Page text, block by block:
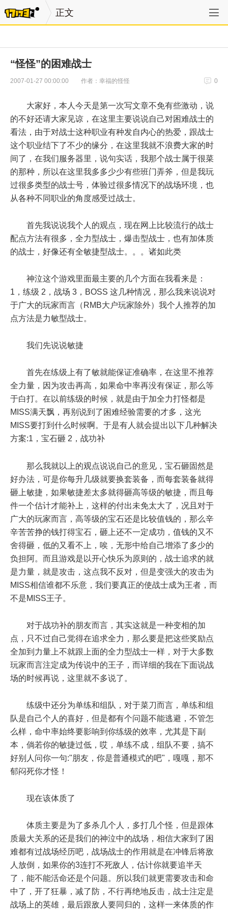
正文
“怪怪”的困难战士
2007-01-27 00:00:00 作者：幸福的怪怪 0
大家好，本人今天是第一次写文章不免有些激动，说
的不好还请大家见谅，在这里主要说说自己对困难战士的
看法，由于对战士这种职业有种发自内心的热爱，跟战士
这个职业结下了不少的缘分，在这里我就不浪费大家的时
间了，在我们服务器里，说句实话，我那个战士属于很菜
的那种，所以在这里我多多少少有些班门弄斧，但是我玩
过很多类型的战士号，体验过很多情况下的战场环境，也
从各种不同职业的角度感受过战士。
首先我说说我个人的观点，现在网上比较流行的战士
配点方法有很多，全力型战士，爆击型战士，也有加体质
的战士，好像还有全敏捷型战士。。。诸如此类
神泣这个游戏里面最主要的几个方面在我看来是：
1，练级 2，战场 3，BOSS 这几种情况，那么我来说说对
于广大的玩家而言（RMB大户玩家除外）我个人推荐的加
点方法是力敏型战士。
我们先说说敏捷
首先在练级上有了敏就能保证准确率，在这里不推荐
全力量，因为攻击再高，如果命中率再没有保证，那么等
于白打。在以前练级的时候，就是由于加全力打怪都是
MISS满天飘，再别说到了困难经验需要的才多，这光
MISS要打到什么时候啊。于是有人就会提出以下几种解决
方案:1，宝石砸 2，战功补
那么我就以上的观点说说自己的意见，宝石砸固然是
好办法，可是你每升几级就要换套装备，而每套装备就得
砸上敏捷，如果敏捷差太多就得砸高等级的敏捷，而且每
件一个估计才能补上，这样的付出未免太大了，况且对于
广大的玩家而言，高等级的宝石还是比较值钱的，那么辛
辛苦苦挣的钱打得宝石，砸上还不一定成功，值钱的又不
舍得砸，低的又看不上，唉，无形中给自己增添了多少的
负担阿。而且游戏是以开心快乐为原则的，战士追求的就
是力量，就是攻击，这点我不反对，但是变强大的攻击为
MISS相信谁都不乐意，我们要真正的使战士成为王者，而
不是MISS王子。
对于战功补的朋友而言，其实这就是一种变相的加
点，只不过自己觉得在追求全力，那么要是把这些奖励点
全加到力量上不就跟上面的全力型战士一样，对于大多数
玩家而言注定成为传说中的王子，而详细的我在下面说战
场的时候再说，这里就不多说了。
练级中还分为单练和组队，对于菜刀而言，单练和组
队是自己个人的喜好，但是都有个问题不能逃避，不管怎
么样，命中率始终要影响到你练级的效率，尤其是下副
本，倘若你的敏捷过低，哎，单练不成，组队不要，搞不
好别人问你一句:"朋友，你是普通模式的吧"，嘎嘎，那不
郁闷死你才怪！
现在该体质了
体质主要是为了多杀几个人，多打几个怪，但是跟体
质最大关系的还是我们的神泣中的战场，相信大家到了困
难都有过战场经历吧，战场战士的作用就是在冲锋后将敌
人放倒，如果你的3连打不死敌人，估计你就要追半天
了，能不能活命还是个问题。所以我们就更需要攻击和命
中了，开了狂暴，减了防，不行再绝地反击，战士注定是
战场上的英雄，最后跟敌人要同归的，这样一来体质的作